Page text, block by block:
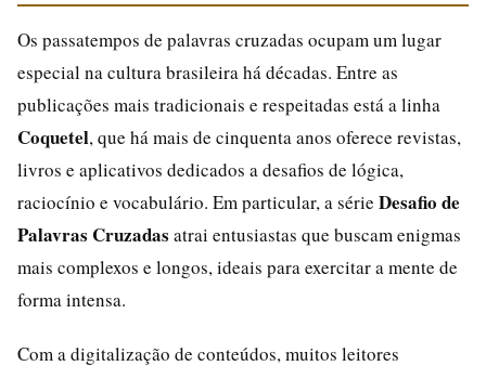
Os passatempos de palavras cruzadas ocupam um lugar
especial na cultura brasileira há décadas. Entre as
publicações mais tradicionais e respeitadas está a linha
Coquetel, que há mais de cinquenta anos oferece revistas,
livros e aplicativos dedicados a desafios de lógica,
raciocínio e vocabulário. Em particular, a série Desafio de
Palavras Cruzadas atrai entusiastas que buscam enigmas
mais complexos e longos, ideais para exercitar a mente de
forma intensa.
Com a digitalização de conteúdos, muitos leitores